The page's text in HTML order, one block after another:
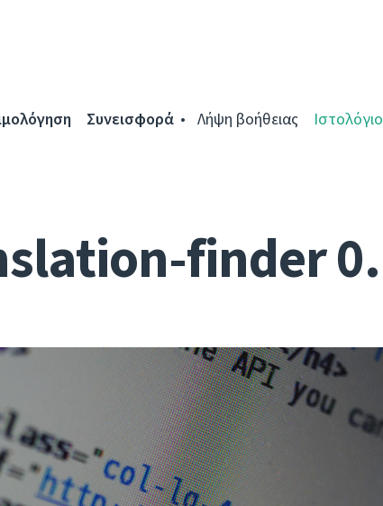
Συνεισφορά Λήψη βοήθειας Ιστολόγιο
finder